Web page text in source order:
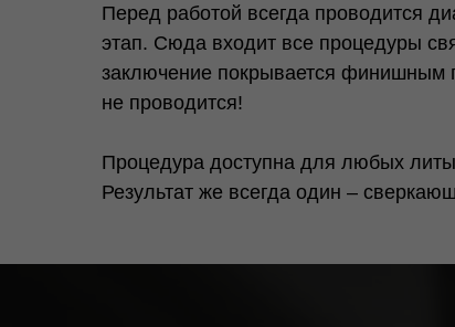
Перед работой всегда проводится
этап. Сюда входит все процедуры
заключение покрывается финишным
не проводится!
Процедура доступна для любых
Результат же всегда один –